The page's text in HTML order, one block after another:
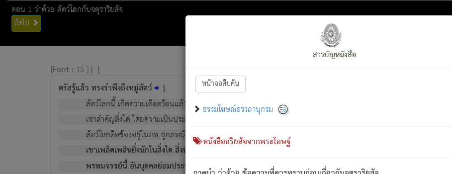
ตอน 1 ว่าด้วย สัตว์โลกกับจตุราริยสัจ
ถัดไป
สารบัญหนังสือ
หน้าจอสืบค้น
ธรรมโฆษณ์อรรถานุกรม
หนังสืออริยสัจจากพระโอษฐ์
[Font : 15 ] | |
ตรัสรู้แล้ว ทรงรำพึงถึงหมู่สัตว์ |
สัตว์โลกนี้ เกิดความเดือดร้อนแล้ว มีผัสสะบังหน้า[1]ย่อมกล่าวซึ่งโรค (ความเสียดแทง) นั้นโดยความเป็นตัวเป็นตน
เขาสำคัญสิ่งใด โดยความเป็นประการใด แต่สิ่งนั้นย่อมเป็น (ตามที่เป็นจริง) โดยประการอื่นจากที่เขาสำคัญนั้น
สัตว์โลกติดข้องอยู่ในภพ ถูกภพบังหน้าแล้ว มีภพโดยความเป็นอย่างอื่น (จากที่มันเป็นอยู่จริง) จึงได้เพลิดเพลินยิ่งนักในภพนั้น
เขาเพลิดเพลินยิ่งนักในสิ่งใด สิ่งนั้นเป็นภัย (ที่เขาไม่รู้จัก) : เขากลัวต่อสิ่งใดสิ่งนั้นเป็นทุกข์
พรหมจรรย์นี้ อันบุคคลย่อมประพฤติ ก็เพื่อการละขาดซึ่งภพ.